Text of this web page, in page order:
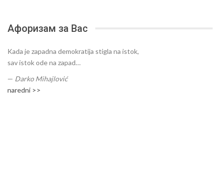
Афоризам за Вас
Kada je zapadna demokratija stigla na istok,
sav istok ode na zapad…
— Darko Mihajlović
naredni >>